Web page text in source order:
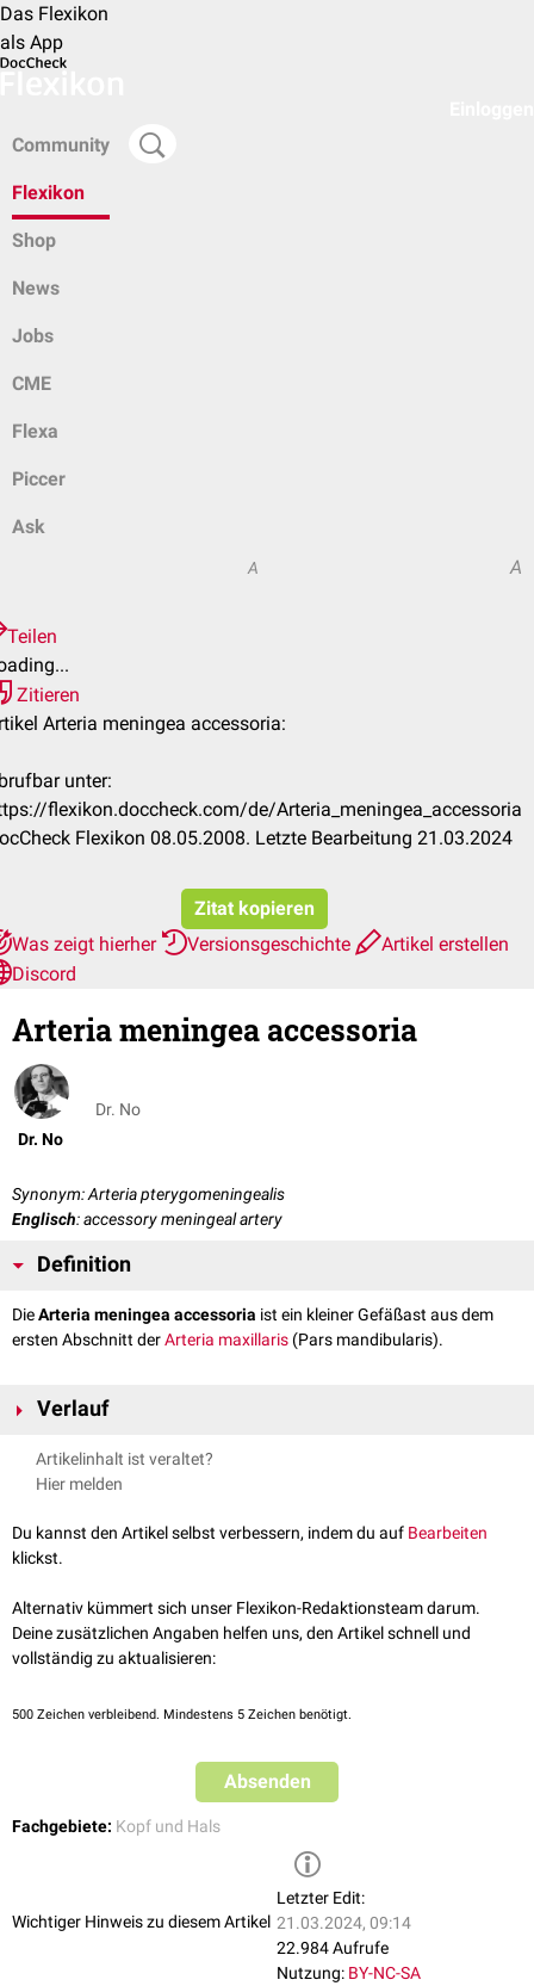
Das Flexikon
als App
Community
Flexikon
Shop
News
Jobs
CME
Flexa
Piccer
Ask
A A
Teilen
Zitieren
Arteria meningea accessoria:
unter:
flexikon.doccheck.com/de/Arteria_meningea_accessoria
Flexikon 08.05.2008. Letzte Bearbeitung 21.03.2024
Zitat kopieren
Was zeigt hierher
Versionsgeschichte
Artikel erstellen
Discord
Arteria meningea accessoria
Dr. No
Dr. No
Synonym: Arteria pterygomeningealis
Englisch: accessory meningeal artery
Definition
DieArteria meningea accessoria ist ein kleiner Gefäßast aus dem
ersten Abschnitt derArteria maxillaris (Pars mandibularis).
Verlauf
Die Arteria meningea accessoria tritt - als Ast der
oder der
mater
zu versorgen.
Artikelinhalt ist veraltet?
Hier melden
Du kannst den Artikel selbst verbessern, indem du auf Bearbeiten
klickst.
Alternativ kümmert sich unser Flexikon-Redaktionsteam darum.
Deine zusätzlichen Angaben helfen uns, den Artikel schnell und
vollständig zu aktualisieren:
500 Zeichen verbleibend. Mindestens 5 Zeichen benötigt.
Absenden
Fachgebiete: Kopf und Hals
Wichtiger Hinweis zu diesem Artikel
Letzter Edit:
21.03.2024, 09:14
22.984 Aufrufe
Nutzung: BY-NC-SA